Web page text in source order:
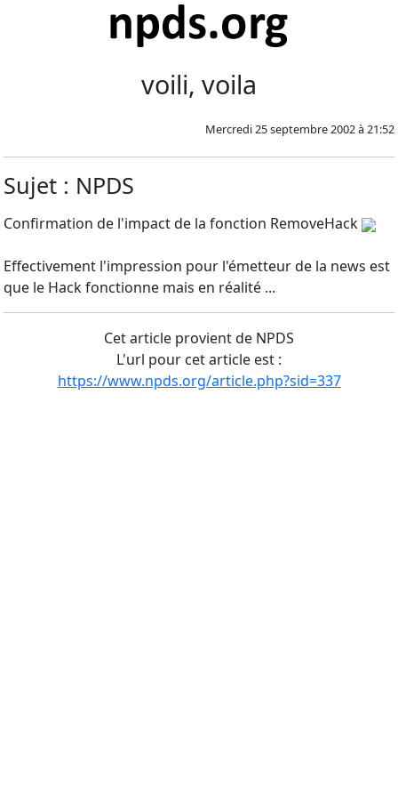
voili, voila
Mercredi 25 septembre 2002 à 21:52
Sujet : NPDS
Confirmation de l'impact de la fonction RemoveHack
Effectivement l'impression pour l'émetteur de la news est
que le Hack fonctionne mais en réalité ...
Cet article provient de NPDS
L'url pour cet article est :
https://www.npds.org/article.php?sid=337